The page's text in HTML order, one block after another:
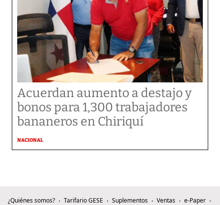
Acuerdan aumento a destajo y
bonos para 1,300 trabajadores
bananeros en Chiriquí
NACIONAL
¿Quiénes somos? Tarifario GESE Suplementos Ventas
e-Paper